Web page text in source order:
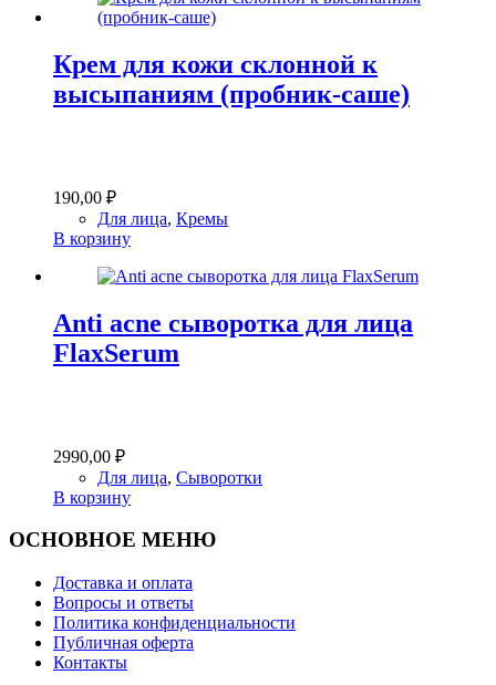
Крем для кожи склонной к
высыпаниям (пробник-саше)
190,00 ₽
Для лица, Кремы
В корзину
Anti acne сыворотка для лица
FlaxSerum
2990,00 ₽
Для лица, Сыворотки
В корзину
ОСНОВНОЕ МЕНЮ
Доставка и оплата
Вопросы и ответы
Политика конфиденциальности
Публичная оферта
Контакты